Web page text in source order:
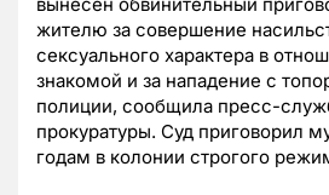
вынесен обвинительный
жителю за совершение
сексуального характера в
знакомой и за нападение с
полиции, сообщила пресс-
прокуратуры. Суд приговорил
годам в колонии строгого